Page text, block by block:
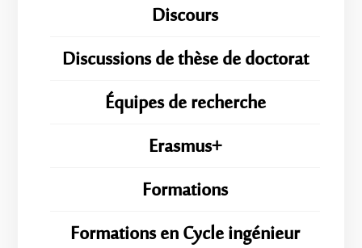
Discours
Discussions de thèse de doctorat
Équipes de recherche
Erasmus+
Formations
Formations en Cycle ingénieur